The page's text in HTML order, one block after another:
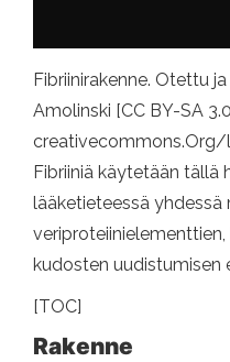
Fibriinirakenne. Otettu
Amolinski [CC BY-SA
Fibriiniä käytetään tällä
lääketieteessä yhdessä
kudosten uudistumisen
[TOC]
Rakenne